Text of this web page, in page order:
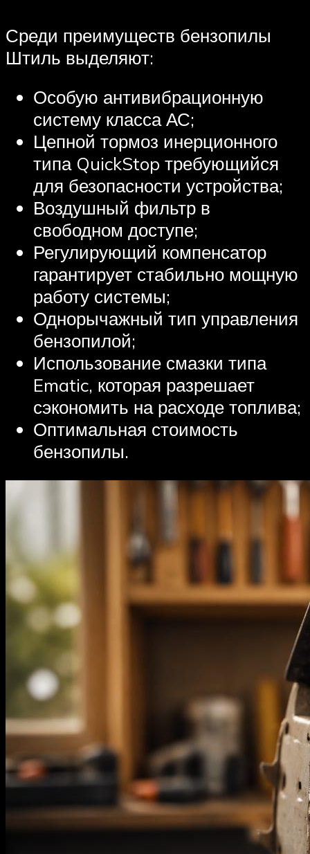
Среди преимуществ бензопилы
Штиль выделяют:
Особую антивибрационную
систему класса АС;
Цепной тормоз инерционного
типа QuickStop требующийся
для безопасности устройства;
Воздушный фильтр в
свободном доступе;
Регулирующий компенсатор
гарантирует стабильно мощную
работу системы;
Однорычажный тип управления
бензопилой;
Использование смазки типа
Ematic, которая разрешает
сэкономить на расходе топлива;
Оптимальная стоимость
бензопилы.